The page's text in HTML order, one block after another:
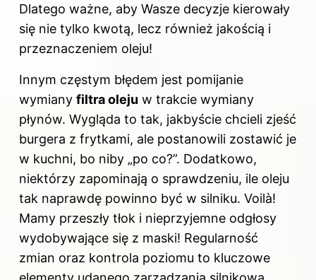
Dlatego ważne, aby Wasze decyzje kierowały
się nie tylko kwotą, lecz również jakością i
przeznaczeniem oleju!
Innym częstym błędem jest pomijanie
wymiany filtra oleju w trakcie wymiany
płynów. Wygląda to tak, jakbyście chcieli zjeść
burgera z frytkami, ale postanowili zostawić je
w kuchni, bo niby „po co?”. Dodatkowo,
niektórzy zapominają o sprawdzeniu, ile oleju
tak naprawdę powinno być w silniku. Voilà!
Mamy przeszły tłok i nieprzyjemne odgłosy
wydobywające się z maski! Regularność
zmian oraz kontrola poziomu to kluczowe